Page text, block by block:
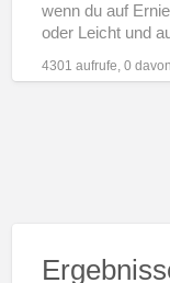
wenn du auf
oder Leicht und
4301 aufrufe, 0